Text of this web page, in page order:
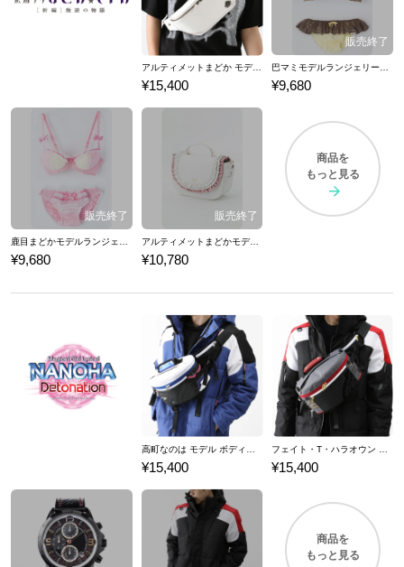
アルティメットまどか モデル ボディバッグ 魔法少女まどか☆マギカ
¥15,400
巴マミモデルランジェリーセット ブラジャー ショーツ 下着 魔法少女まどか☆マギカ
¥9,680
¥9,680
アルティメットまどかモデルバッグ カバン 魔法少女まどか☆マギカ
¥10,780
商品を
もっと見る
¥15,400 ¥15,400
商品を
もっと見る